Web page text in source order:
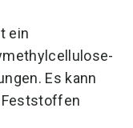
ein
Es kann
Feststoffen